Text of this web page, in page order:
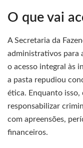
O que vai
A Secretaria da
administrativos para
o acesso integral às
a pasta repudiou
ética. Enquanto
responsabilizar
com apreensões,
financeiros.